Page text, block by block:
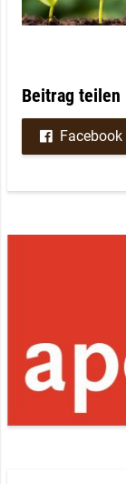
Beitrag teilen
Facebook